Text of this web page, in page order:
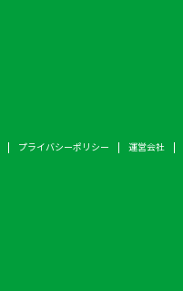
プライバシーポリシー 運営会社